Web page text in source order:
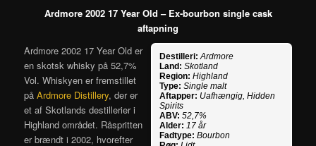
Ardmore 2002 17 Year Old – Ex-bourbon single cask
aftapning
Destilleri: Ardmore
Land: Skotland
Region: Highland
Type: Single malt
Aftapper: Uafhængig, Hidden
Spirits
ABV: 52,7%
Alder: 17 år
Fadtype: Bourbon
Ardmore 2002 17 Year Old er
en skotsk whisky på 52,7%
Vol. Whiskyen er fremstillet
påArdmore Distillery, der er
et af Skotlands destillerier i
Highland området. Råspritten
er brændt i 2002, hvorefter